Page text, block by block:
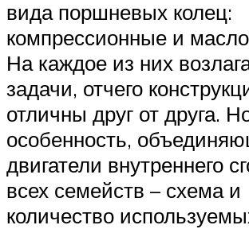
вида поршневых колец:
компрессионные и
На каждое из них
задачи, отчего
отличны друг от друга.
особенность,
двигатели внутреннего
всех семейств – схема и
количество